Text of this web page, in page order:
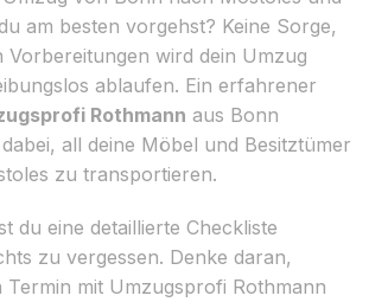
am besten vorgehst? Keine Sorge,
Vorbereitungen wird dein Umzug
ablaufen. Ein erfahrener
Rothmann aus Bonn
all deine Möbel und Besitztümer
zu transportieren.
du eine detaillierte Checkliste
zu vergessen. Denke daran,
Termin mit Umzugsprofi Rothmann